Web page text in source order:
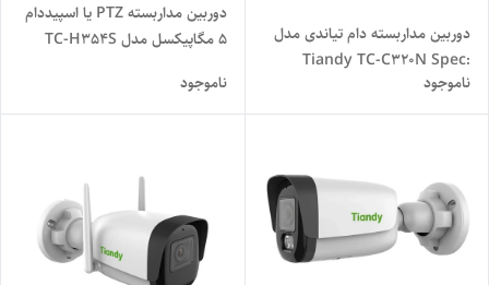
دوربین مداربسته دام تیاندی مدل
Tiandy TC-C320N Spec:
I3/E/Y/2.8mm
ناموجود
دوربین مداربسته PTZ یا اسپیددام
5 مگاپیکسل مدل TC-H354S
ناموجود